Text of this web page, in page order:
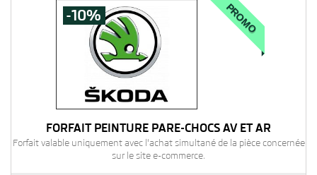
-10% PROMO
FORFAIT PEINTURE PARE-CHOCS AV ET AR
Forfait valable uniquement avec l'achat simultané de la pièce concernée
sur le site e-commerce.